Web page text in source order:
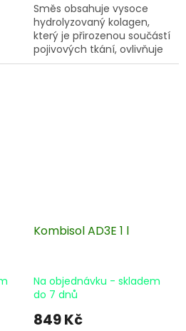
Směs obsahuje vysoce
hydrolyzovaný kolagen,
který je přirozenou součástí
pojivových tkání, ovlivňuje
kvalitu kopytní rohoviny,
Kombisol AD3E 1 l
Na objednávku - skladem
do 7 dnů
849 Kč